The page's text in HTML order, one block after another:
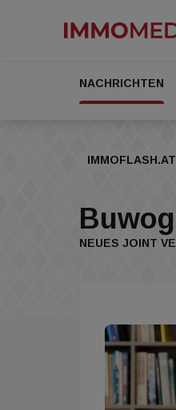
NACHRICHTEN
IMMOFLASH.AT
NEUES JOINT